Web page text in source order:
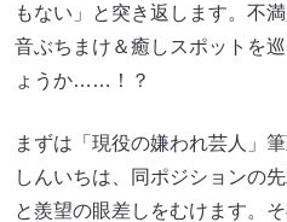
もない」と突き返します。不
音ぶちまけ＆癒しスポットを
ょうか……！？
まずは「現役の嫌われ芸人」
しんいちは、同ポジションの
と羨望の眼差しをむけます。